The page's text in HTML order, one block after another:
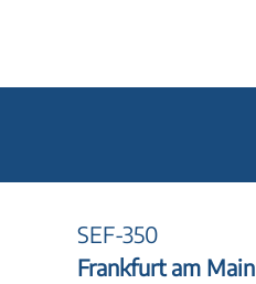
SEF-350
Frankfurt am Main